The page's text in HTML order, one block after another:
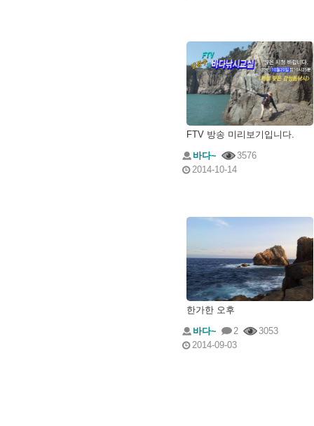
FTV 방송 미리보기입니다.
바다~
3576
2014-10-14
한가한 오후
바다~
2
3053
2014-09-03